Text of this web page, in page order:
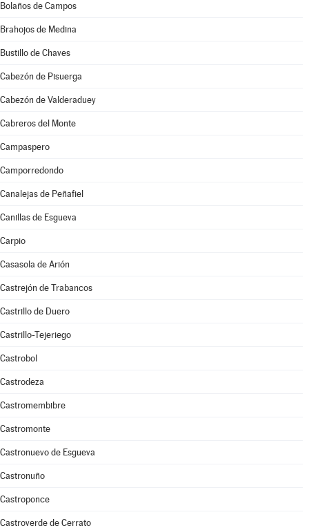
Bolaños de Campos
Brahojos de Medina
Bustillo de Chaves
Cabezón de Pisuerga
Cabezón de Valderaduey
Cabreros del Monte
Campaspero
Camporredondo
Canalejas de Peñafiel
Canillas de Esgueva
Carpio
Casasola de Arión
Castrejón de Trabancos
Castrillo de Duero
Castrillo-Tejeriego
Castrobol
Castrodeza
Castromembibre
Castromonte
Castronuevo de Esgueva
Castronuño
Castroponce
Castroverde de Cerrato